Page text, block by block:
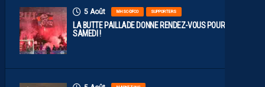
5 Août MHSC-DFCO SUPPORTERS
LA BUTTE PAILLADE DONNE RENDEZ-VOUS POUR
SAMEDI !